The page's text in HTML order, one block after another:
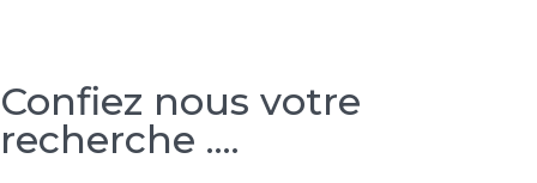
Confiez nous votre
recherche ....